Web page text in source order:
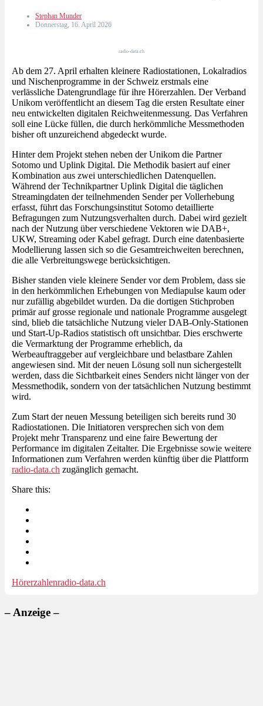
Stephan Munder
Donnerstag, 16. April 2026
radio-data.ch
Ab dem 27. April erhalten kleinere Radiostationen, Lokalradios
und Nischenprogramme in der Schweiz erstmals eine
verlässliche Datengrundlage für ihre Hörerzahlen. Der Verband
Unikom veröffentlicht an diesem Tag die ersten Resultate einer
neu entwickelten digitalen Reichweitenmessung. Das Verfahren
soll eine Lücke füllen, die durch herkömmliche Messmethoden
bisher oft unzureichend abgedeckt wurde.
Hinter dem Projekt stehen neben der Unikom die Partner
Sotomo und Uplink Digital. Die Methodik basiert auf einer
Kombination aus zwei unterschiedlichen Datenquellen.
Während der Technikpartner Uplink Digital die täglichen
Streamingdaten der teilnehmenden Sender per Vollerhebung
erfasst, führt das Forschungsinstitut Sotomo detaillierte
Befragungen zum Nutzungsverhalten durch. Dabei wird gezielt
nach der Nutzung über verschiedene Vektoren wie DAB+,
UKW, Streaming oder Kabel gefragt. Durch eine datenbasierte
Modellierung lassen sich so die Gesamtreichweiten berechnen,
die alle Verbreitungswege berücksichtigen.
Bisher standen viele kleinere Sender vor dem Problem, dass sie
in den herkömmlichen Erhebungen von Mediapulse kaum oder
nur zufällig abgebildet wurden. Da die dortigen Stichproben
primär auf grosse regionale und nationale Programme ausgelegt
sind, blieb die tatsächliche Nutzung vieler DAB-Only-Stationen
und Start-Up-Radios statistisch oft unsichtbar. Dies erschwerte
die Vermarktung der Programme erheblich, da
Werbeauftraggeber auf vergleichbare und belastbare Zahlen
angewiesen sind. Mit der neuen Lösung soll nun sichergestellt
werden, dass die Sichtbarkeit eines Senders nicht länger von der
Messmethodik, sondern von der tatsächlichen Nutzung bestimmt
wird.
Zum Start der neuen Messung beteiligen sich bereits rund 30
Radiostationen. Die Initiatoren versprechen sich von dem
Projekt mehr Transparenz und eine faire Bewertung der
Performance im digitalen Zeitalter. Die Ergebnisse sowie weitere
Informationen zum Verfahren werden künftig über die Plattform
radio-data.ch zugänglich gemacht.
Share this:
Hörerzahlenradio-data.ch
– Anzeige –